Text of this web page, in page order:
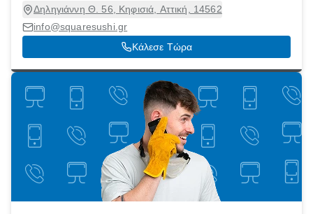
Δηληγιάννη Θ. 56, Κηφισιά, Αττική, 14562
info@squaresushi.gr
Κάλεσε Τώρα